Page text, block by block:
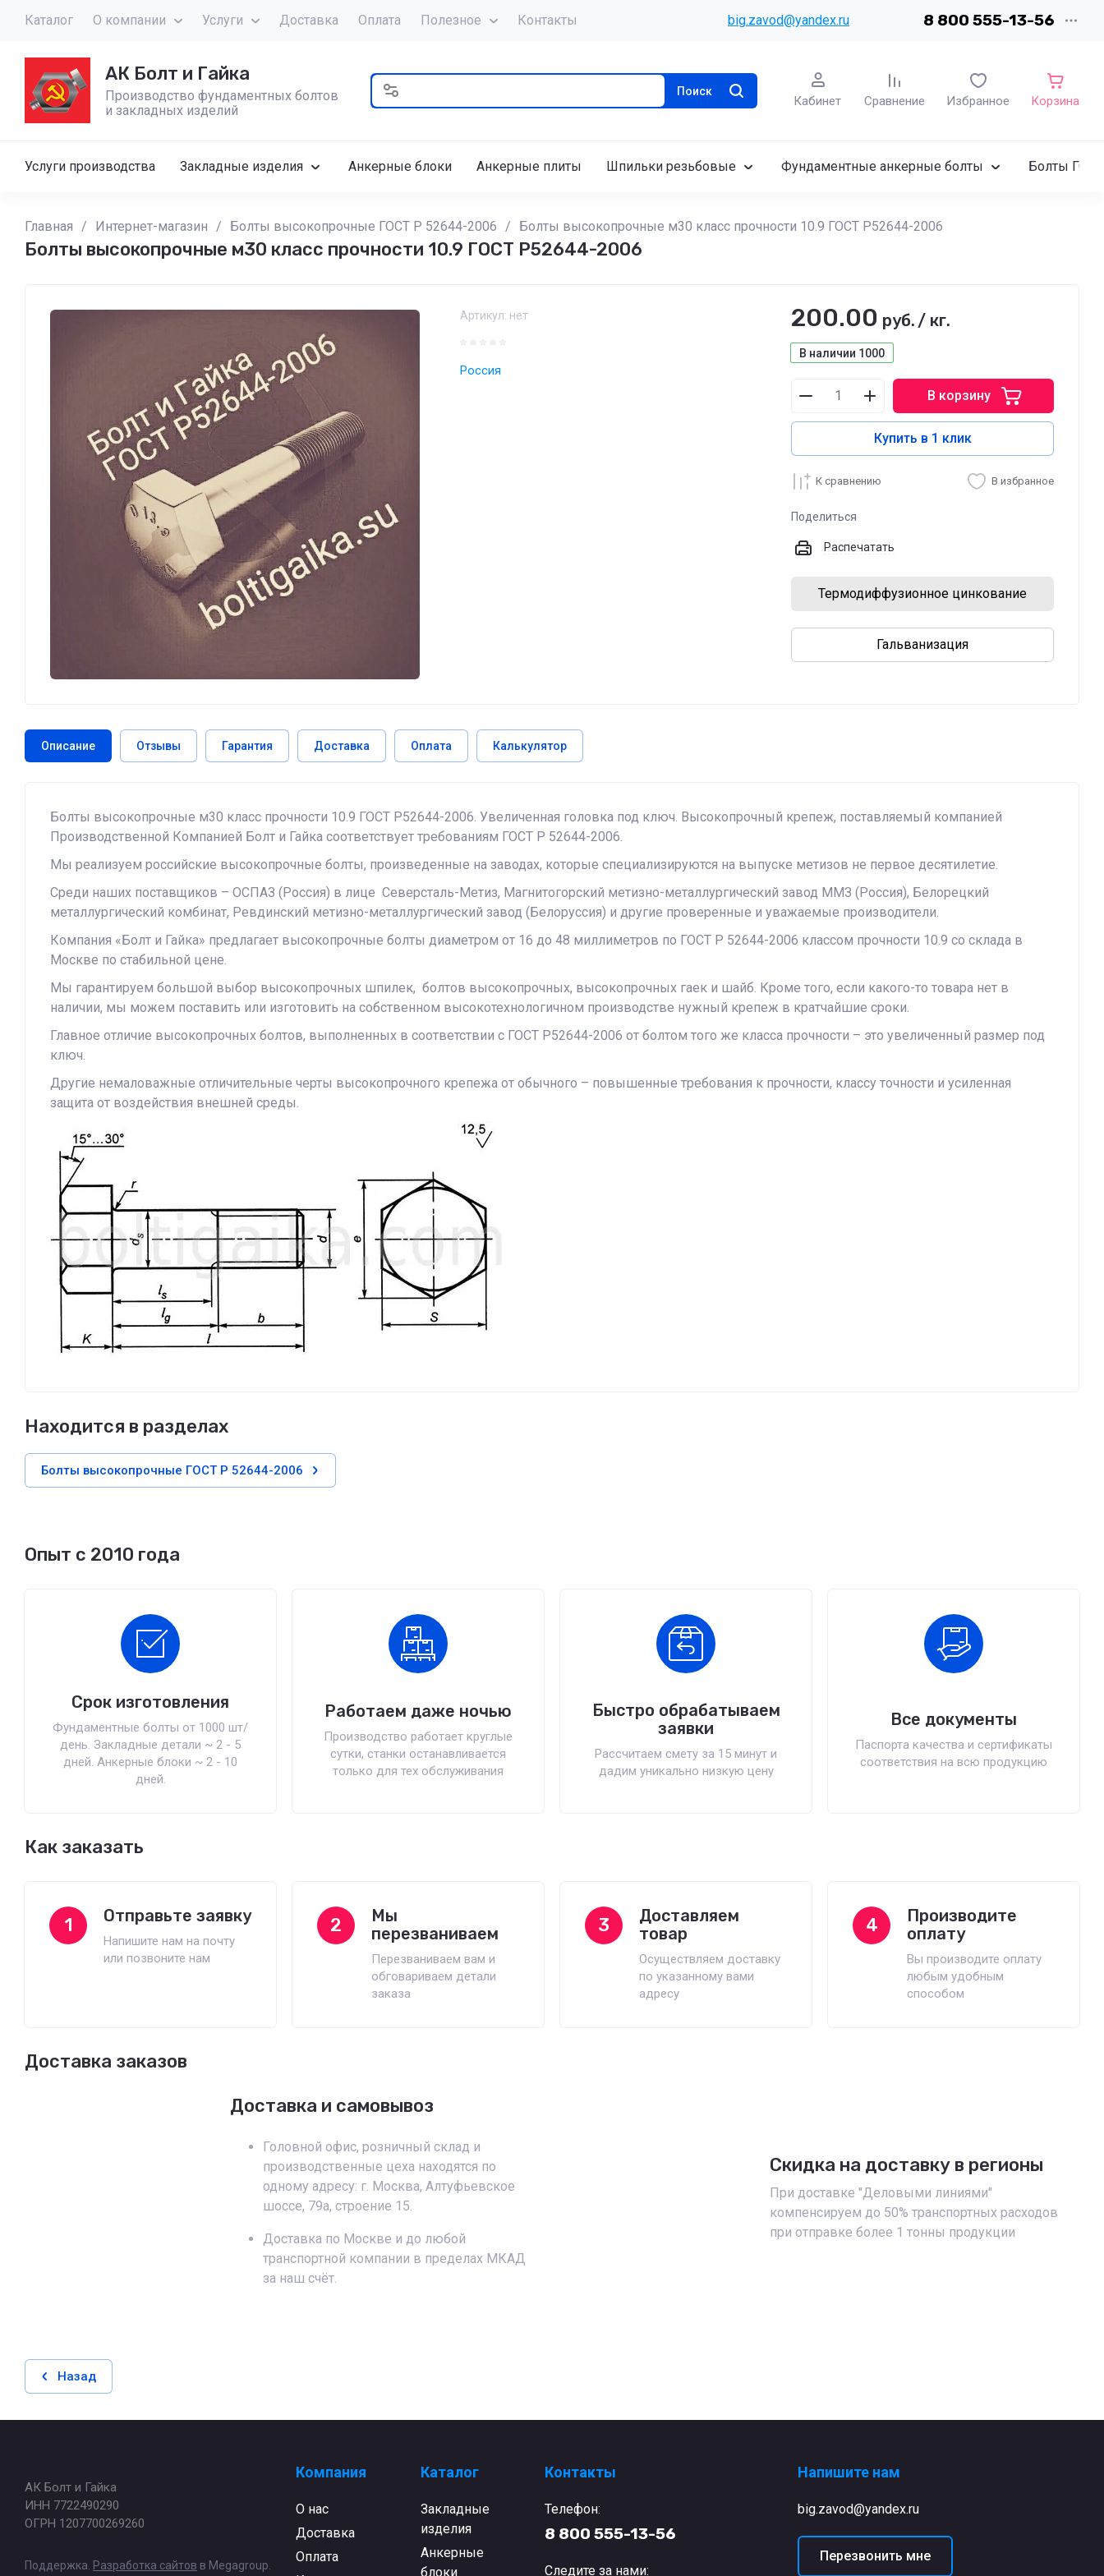
Каталог О компании Услуги Доставка Оплата Полезное Контакты big.zavod@yandex.ru 8 800 555-13-56
АК Болт и Гайка
Производство фундаментных болтов
и закладных изделий
Поиск
Кабинет Сравнение Избранное Корзина
Услуги производства Закладные изделия Анкерные блоки Анкерные плиты Шпильки резьбовые Фундаментные анкерные болты Болты
Главная / Интернет-магазин / Болты высокопрочные ГОСТ Р 52644-2006 / Болты высокопрочные м30 класс прочности 10.9 ГОСТ Р52644-2006
Болты высокопрочные м30 класс прочности 10.9 ГОСТ Р52644-2006
Артикул: нет
Россия
В наличии 1000
200.00 руб. / кг.
В корзину
Купить в 1 клик
К сравнению В избранное
Поделиться
Распечатать
Термодиффузионное цинкование
Гальванизация
Описание Отзывы Гарантия Доставка Оплата Калькулятор
Болты высокопрочные м30 класс прочности 10.9 ГОСТ Р52644-2006. Увеличенная головка под ключ. Высокопрочный крепеж, поставляемый компанией
Производственной Компанией Болт и Гайка соответствует требованиям ГОСТ Р 52644-2006.
Мы реализуем российские высокопрочные болты, произведенные на заводах, которые специализируются на выпуске метизов не первое десятилетие.
Среди наших поставщиков – ОСПАЗ (Россия) в лице Северсталь-Метиз, Магнитогорский метизно-металлургический завод ММЗ (Россия), Белорецкий
металлургический комбинат, Ревдинский метизно-металлургический завод (Белоруссия) и другие проверенные и уважаемые производители.
Компания «Болт и Гайка» предлагает высокопрочные болты диаметром от 16 до 48 миллиметров по ГОСТ Р 52644-2006 классом прочности 10.9 со склада в
Москве по стабильной цене.
Мы гарантируем большой выбор высокопрочных шпилек, болтов высокопрочных, высокопрочных гаек и шайб. Кроме того, если какого-то товара нет в
наличии, мы можем поставить или изготовить на собственном высокотехнологичном производстве нужный крепеж в кратчайшие сроки.
Главное отличие высокопрочных болтов, выполненных в соответствии с ГОСТ Р52644-2006 от болтом того же класса прочности – это увеличенный размер под
ключ.
Другие немаловажные отличительные черты высокопрочного крепежа от обычного – повышенные требования к прочности, классу точности и усиленная
защита от воздействия внешней среды.
Находится в разделах
Болты высокопрочные ГОСТ Р 52644-2006
Опыт с 2010 года
Срок изготовления
Фундаментные болты от 1000 шт/
день. Закладные детали ~ 2 - 5
дней. Анкерные блоки ~ 2 - 10
дней.
Работаем даже ночью
Производство работает круглые
сутки, станки останавливается
только для тех обслуживания
Быстро обрабатываем
заявки
Рассчитаем смету за 15 минут и
дадим уникально низкую цену
Все документы
Паспорта качества и сертификаты
соответствия на всю продукцию
Как заказать
1 Отправьте заявку
Напишите нам на почту
или позвоните нам
2
Мы
перезваниваем
Перезваниваем вам и
обговариваем детали
заказа
3
Доставляем
товар
Осуществляем доставку
по указанному вами
адресу
4
Производите
оплату
Вы производите оплату
любым удобным
способом
Доставка заказов
Доставка и самовывоз
Головной офис, розничный склад и
производственные цеха находятся по
одному адресу: г. Москва, Алтуфьевское
шоссе, 79а, строение 15.
Доставка по Москве и до любой
транспортной компании в пределах МКАД
за наш счёт.
Скидка на доставку в регионы
При доставке "Деловыми линиями"
компенсируем до 50% транспортных расходов
при отправке более 1 тонны продукции
Назад
АК Болт и Гайка
ИНН 7722490290
ОГРН 1207700269260
Поддержка. Разработка сайтов в Megagroup.
Компания
О нас
Доставка
Оплата
Каталог
Закладные
изделия
Анкерные
блоки
Контакты
Телефон:
8 800 555-13-56
Следите за нами:
Напишите нам
big.zavod@yandex.ru
Перезвонить мне